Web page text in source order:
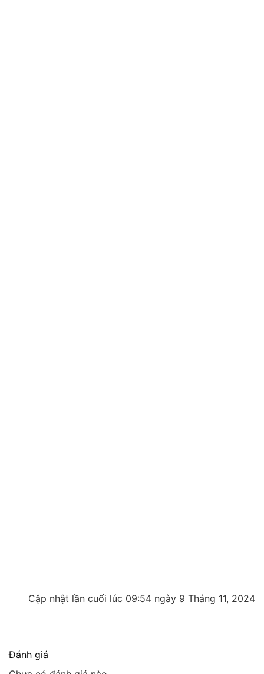
Cập nhật lần cuối lúc 09:54 ngày 9 Tháng 11, 2024
Đánh giá